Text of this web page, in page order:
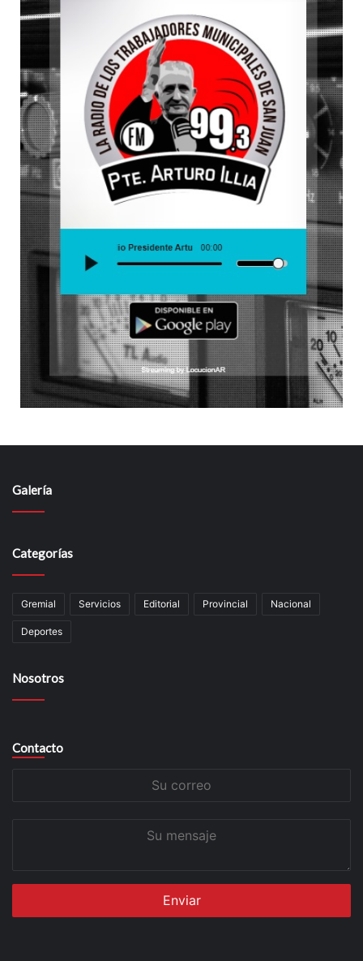
Galería
Categorías
Gremial Servicios Editorial Provincial Nacional
Deportes
Nosotros
Contacto